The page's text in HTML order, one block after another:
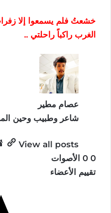
خشعتُ فلم يسمعوا إلا
الغرب راكباً راحلتي ..
عصام مطير
شاعر وطبيب وحين
View all posts
0
0 الأصوات
تقييم الأعضاء